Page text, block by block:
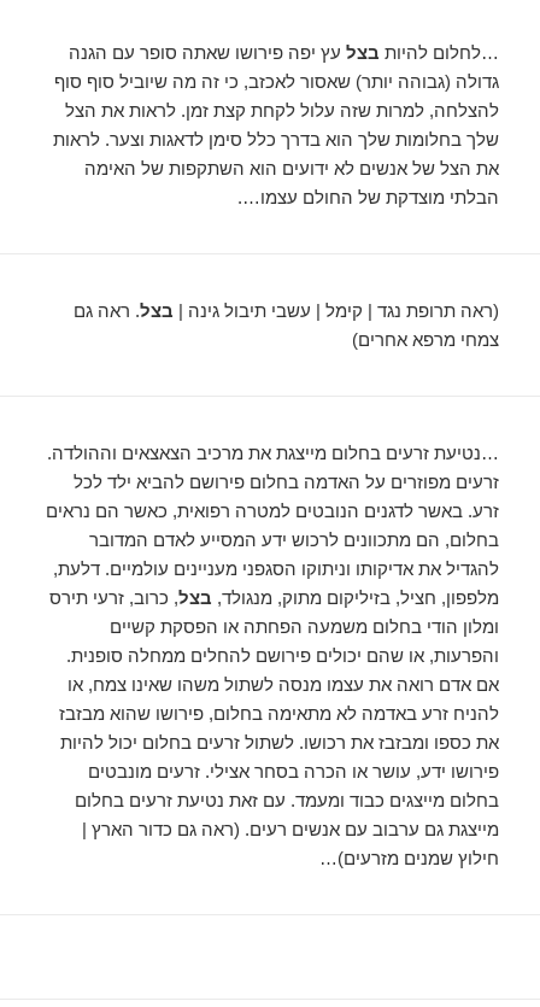
…לחלום להיות בצל עץ יפה פירושו שאתה סופר עם הגנה
גדולה (גבוהה יותר) שאסור לאכזב, כי זה מה שיוביל סוף סוף
להצלחה, למרות שזה עלול לקחת קצת זמן. לראות את הצל
שלך בחלומות שלך הוא בדרך כלל סימן לדאגות וצער. לראות
את הצל של אנשים לא ידועים הוא השתקפות של האימה
הבלתי מוצדקת של החולם עצמו….
(ראה תרופת נגד | קימל | עשבי תיבול גינה | בצל. ראה גם
צמחי מרפא אחרים)
…נטיעת זרעים בחלום מייצגת את מרכיב הצאצאים וההולדה.
זרעים מפוזרים על האדמה בחלום פירושם להביא ילד לכל
זרע. באשר לדגנים הנובטים למטרה רפואית, כאשר הם נראים
בחלום, הם מתכוונים לרכוש ידע המסייע לאדם המדובר
להגדיל את אדיקותו וניתוקו הסגפני מעניינים עולמיים. דלעת,
מלפפון, חציל, בזיליקום מתוק, מנגולד, בצל, כרוב, זרעי תירס
ומלון הודי בחלום משמעה הפחתה או הפסקת קשיים
והפרעות, או שהם יכולים פירושם להחלים ממחלה סופנית.
אם אדם רואה את עצמו מנסה לשתול משהו שאינו צמח, או
להניח זרע באדמה לא מתאימה בחלום, פירושו שהוא מבזבז
את כספו ומבזבז את רכושו. לשתול זרעים בחלום יכול להיות
פירושו ידע, עושר או הכרה בסחר אצילי. זרעים מונבטים
בחלום מייצגים כבוד ומעמד. עם זאת נטיעת זרעים בחלום
מייצגת גם ערבוב עם אנשים רעים. (ראה גם כדור הארץ |
חילוץ שמנים מזרעים)…